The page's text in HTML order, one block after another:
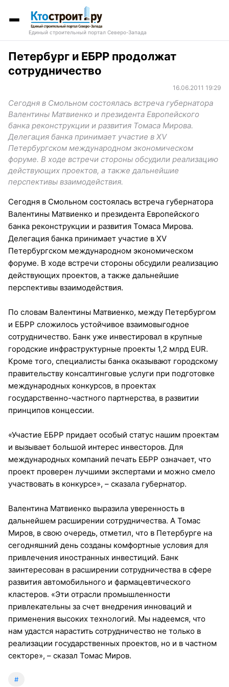
Единый строительный портал Северо-Запада
Петербург и ЕБРР продолжат
сотрудничество
16.06.2011 19:29
Сегодня в Смольном состоялась встреча губернатора
Валентины Матвиенко и президента Европейского
банка реконструкции и развития Томаса Мирова.
Делегация банка принимает участие в XV
Петербургском международном экономическом
форуме. В ходе встречи стороны обсудили реализацию
действующих проектов, а также дальнейшие
перспективы взаимодействия.
Сегодня в Смольном состоялась встреча губернатора
Валентины Матвиенко и президента Европейского
банка реконструкции и развития Томаса Мирова.
Делегация банка принимает участие в XV
Петербургском международном экономическом
форуме. В ходе встречи стороны обсудили реализацию
действующих проектов, а также дальнейшие
перспективы взаимодействия.
По словам Валентины Матвиенко, между Петербургом
и ЕБРР сложилось устойчивое взаимовыгодное
сотрудничество. Банк уже инвестировал в крупные
городские инфраструктурные проекты 1,2 млрд EUR.
Кроме того, специалисты банка оказывают городскому
правительству консалтинговые услуги при подготовке
международных конкурсов, в проектах
государственно-частного партнерства, в развитии
принципов концессии.
«Участие ЕБРР придает особый статус нашим проектам
и вызывает большой интерес инвесторов. Для
международных компаний печать ЕБРР означает, что
проект проверен лучшими экспертами и можно смело
участвовать в конкурсе», – сказала губернатор.
Валентина Матвиенко выразила уверенность в
дальнейшем расширении сотрудничества. А Томас
Миров, в свою очередь, отметил, что в Петербурге на
сегодняшний день созданы комфортные условия для
привлечения иностранных инвестиций. Банк
заинтересован в расширении сотрудничества в сфере
развития автомобильного и фармацевтического
кластеров. «Эти отрасли промышленности
привлекательны за счет внедрения инноваций и
применения высоких технологий. Мы надеемся, что
нам удастся нарастить сотрудничество не только в
реализации государственных проектов, но и в частном
секторе», – сказал Томас Миров.
#